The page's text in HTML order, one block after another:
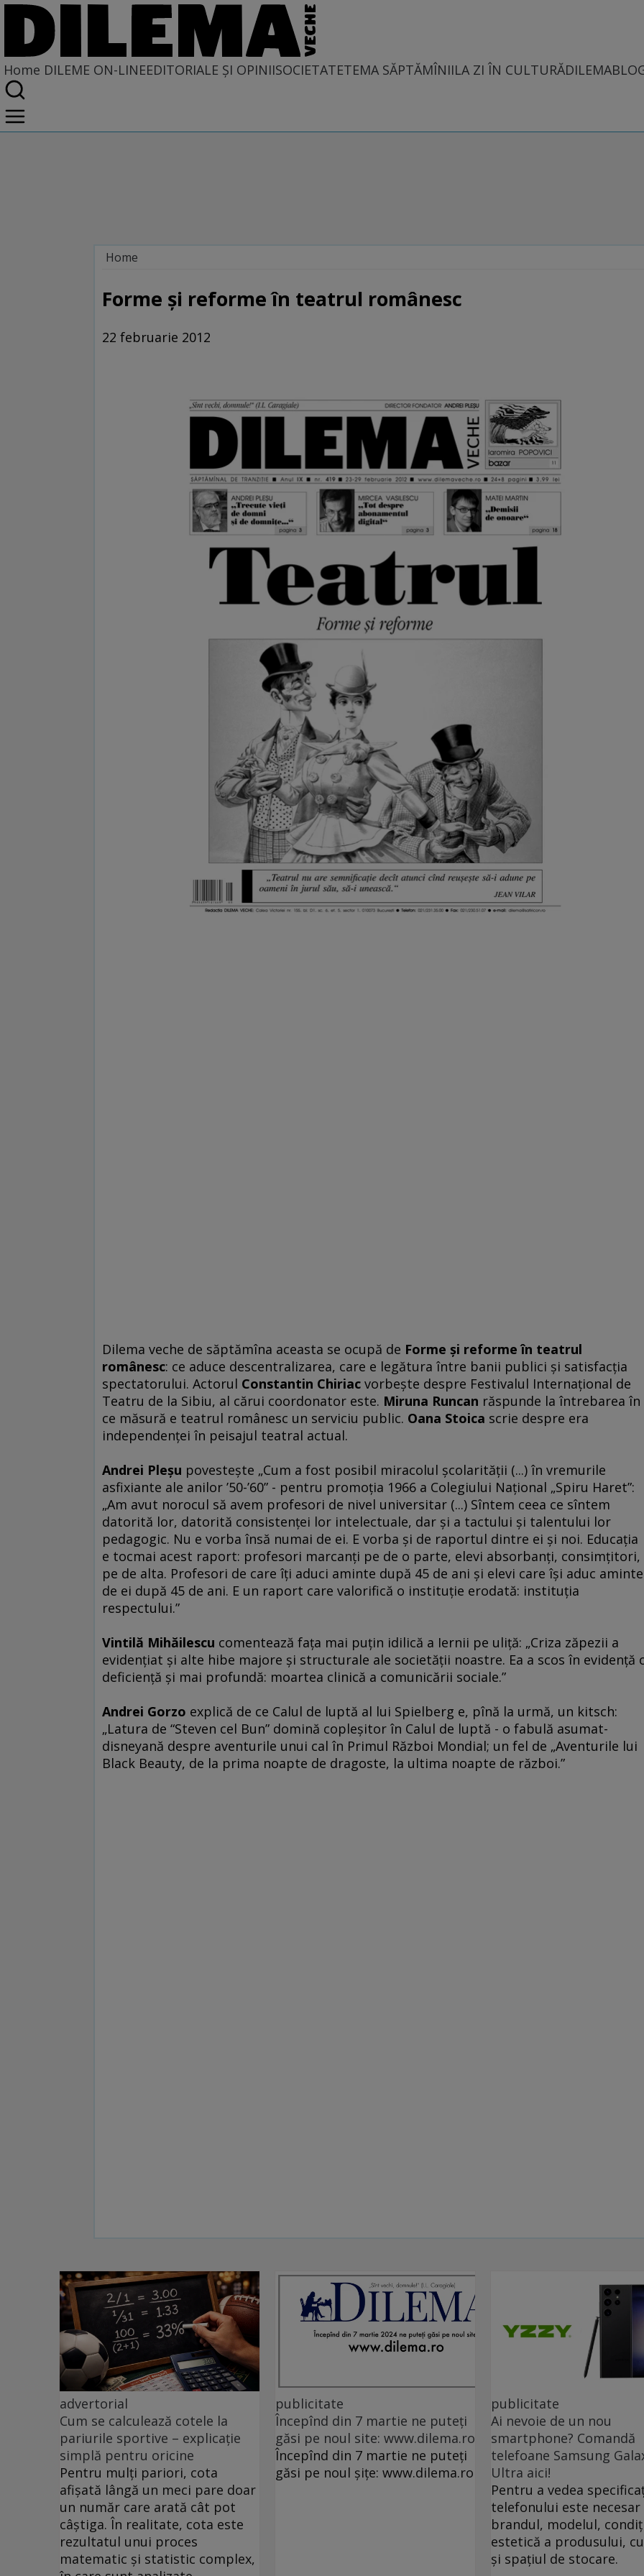
Home DILEME ON-LINEEDITORIALE ȘI OPINIISOCIETATETEMA SĂPTĂMÎNIILA ZI ÎN CULTURĂ
Home
Forme şi reforme în teatrul românesc
22 februarie 2012
Dilema veche de săptămîna aceasta se ocupă de Forme şi reforme în teatrul
românesc: ce aduce descentralizarea, care e legătura între banii publici şi satisfacţia
spectatorului. Actorul Constantin Chiriac vorbeşte despre Festivalul Internaţional de
Teatru de la Sibiu, al cărui coordonator este. Miruna Runcan răspunde la întrebarea în
ce măsură e teatrul românesc un serviciu public. Oana Stoica scrie despre era
independenţei în peisajul teatral actual.
Andrei Pleşu povesteşte „Cum a fost posibil miracolul şcolarităţii (...) în vremurile
asfixiante ale anilor ’50-’60” - pentru promoţia 1966 a Colegiului Naţional „Spiru Haret”:
„Am avut norocul să avem profesori de nivel universitar (...) Sîntem ceea ce sîntem
datorită lor, datorită consistenţei lor intelectuale, dar şi a tactului şi talentului lor
pedagogic. Nu e vorba însă numai de ei. E vorba şi de raportul dintre ei şi noi. Educaţia
e tocmai acest raport: profesori marcanţi pe de o parte, elevi absorbanţi, consimţitori,
pe de alta. Profesori de care îţi aduci aminte după 45 de ani şi elevi care îşi aduc aminte
de ei după 45 de ani. E un raport care valorifică o instituţie erodată: instituţia
respectului.”
Vintilă Mihăilescu comentează faţa mai puţin idilică a Iernii pe uliţă: „Criza zăpezii a
evidenţiat şi alte hibe majore şi structurale ale societăţii noastre. Ea a scos în evidenţă
deficienţă şi mai profundă: moartea clinică a comunicării sociale.”
Andrei Gorzo explică de ce Calul de luptă al lui Spielberg e, pînă la urmă, un kitsch:
„Latura de “Steven cel Bun” domină copleşitor în Calul de luptă - o fabulă asumat-
disneyană despre aventurile unui cal în Primul Război Mondial; un fel de „Aventurile lui
Black Beauty, de la prima noapte de dragoste, la ultima noapte de război.”
advertorial
Cum se calculează cotele la
pariurile sportive – explicație
simplă pentru oricine
Pentru mulți pariori, cota
afișată lângă un meci pare doar
un număr care arată cât pot
câștiga. În realitate, cota este
rezultatul unui proces
matematic și statistic complex,
publicitate
Începînd din 7 martie ne puteți
găsi pe noul site: www.dilema.ro
Începînd din 7 martie ne puteți
găsi pe noul șițe: www.dilema.ro
publicitate
Ai nevoie de un nou
smartphone? Comandă
telefoane Samsung
Ultra aici!
Pentru a vedea
telefonului este necesar
brandul, modelul,
estetică a produsului,
și spațiul de stocare.